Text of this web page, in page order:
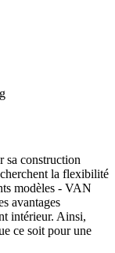
sa construction
la flexibilité
modèles - VAN
avantages
intérieur. Ainsi,
ce soit pour une